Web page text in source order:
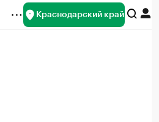
Краснодарский край